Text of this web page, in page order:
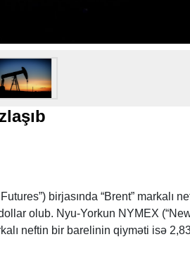
birjasında “Brent” markalı
olub. Nyu-Yorkun NYMEX
neftin bir barelinin qiyməti isə